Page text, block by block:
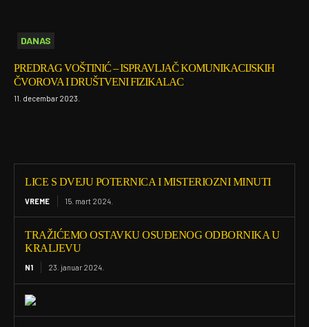
DANAS
PREDRAG VOŠTINIĆ – ISPRAVLJAČ KOMUNIKACIJSKIH
ČVOROVA I DRUŠTVENI FIZIKALAC
11. decembar 2023.
LICE S DVEJU POTERNICA I MISTERIOZNI MINUTI
VREME 15. mart 2024.
TRAŽIĆEMO OSTAVKU OSUĐENOG ODBORNIKA U
KRALJEVU
N1 23. januar 2024.